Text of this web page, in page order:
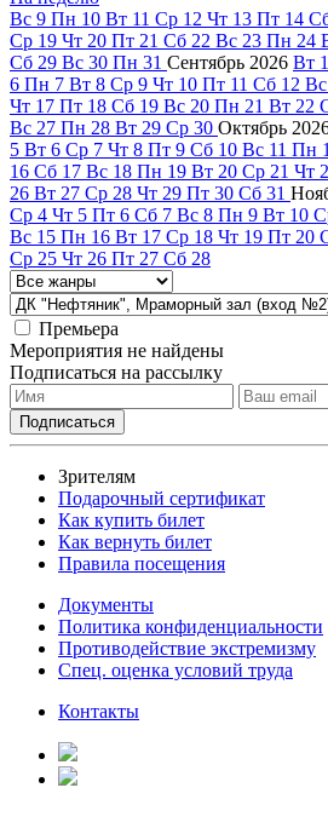
Вс 9 Пн 10 Вт 11 Ср 12 Чт 13 Пт 14
Ср 19 Чт 20 Пт 21 Сб 22 Вс 23 Пн 24
Сб 29 Вс 30 Пн 31 Сентябрь 2026 Вт 1
6 Пн 7 Вт 8 Ср 9 Чт 10 Пт 11 Сб 12 Вс
Чт 17 Пт 18 Сб 19 Вс 20 Пн 21 Вт 22
Вс 27 Пн 28 Вт 29 Ср 30 Октябрь
5 Вт 6 Ср 7 Чт 8 Пт 9 Сб 10 Вс 11 Пн
16 Сб 17 Вс 18 Пн 19 Вт 20 Ср 21 Чт
26 Вт 27 Ср 28 Чт 29 Пт 30 Сб 31
Ср 4 Чт 5 Пт 6 Сб 7 Вс 8 Пн 9 Вт 10
Вс 15 Пн 16 Вт 17 Ср 18 Чт 19 Пт 20
Ср 25 Чт 26 Пт 27 Сб 28
Премьера
Мероприятия не найдены
Подписаться на рассылку
Зрителям
Подарочный сертификат
Как купить билет
Как вернуть билет
Правила посещения
Документы
Политика конфиденциальности
Противодействие экстремизму
Спец. оценка условий труда
Контакты